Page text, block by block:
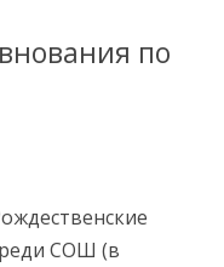
по
СОШ (в